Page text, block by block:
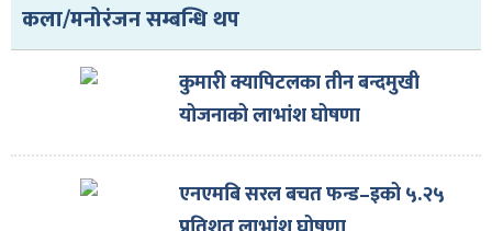
कला/मनोरंजन सम्बन्धि थप
कुमारी क्यापिटलका तीन बन्दमुखी
योजनाको लाभांश घोषणा
एनएमबि सरल बचत फन्ड–इको ५.२५